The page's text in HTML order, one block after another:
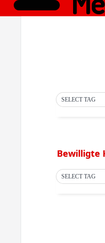
SELECT TAG
Bewilligte
SELECT TAG